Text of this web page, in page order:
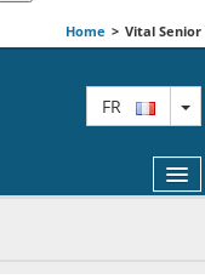
Home > Vital Senior
FR